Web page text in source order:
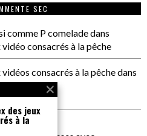
SEC
comme P comeladedans
consacrés à la pêche
consacrés à la pêchedans
des jeux
à la